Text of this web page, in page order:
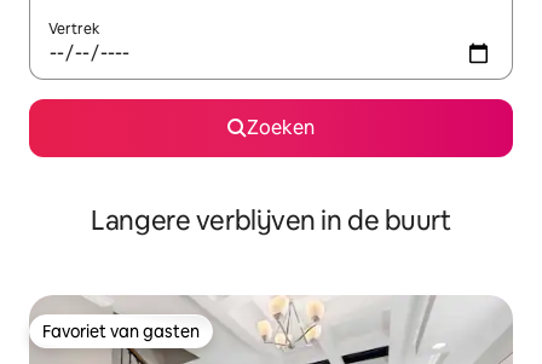
Vertrek
Zoeken
Langere verblijven in de buurt
Favoriet van gasten
Favoriet van gasten